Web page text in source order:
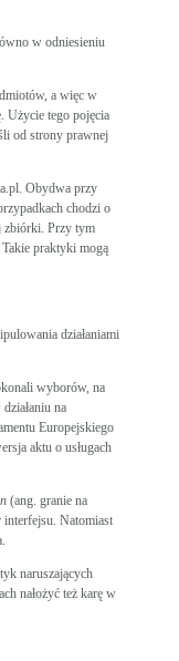
w odniesieniu
a więc w
Użycie tego pojęcia
od strony prawnej
Obydwa przy
chodzi o
zbiórki. Przy tym
praktyki mogą
działaniami
wyborów, na
na
Europejskiego
aktu o usługach
(ang. granie na
interfejsu. Natomiast
naruszających
nałożyć też karę w